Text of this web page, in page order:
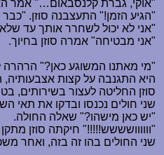
"אוקי, גברת קלנסבאום…" אמר
"הגיע הזמן!" התעצבנה סוזן.
"אני לא יכול לשחרר אותך עד
"אני מבטיחה" אמרה סוזן בחיוך.
"מי מאתנו המשוגע כאן?"
היא התגנבה על קצות
סוזן החליטה לעצור
שני חולים נכנסו ובדקו את תאי
"יש כאן מישהו?" שאלה החולה.
"וווווושששש!!!!!" חיקתה סוזן
שני החולים בהו זה בזה, ואחר